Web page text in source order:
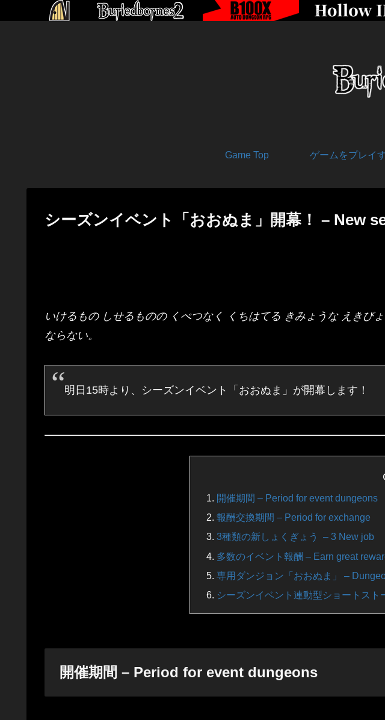
Game Top ゲームをプレイ
シーズンイベント「おおぬま」開幕！ – New
いけるもの しせるものの くべつなく くちはてる きみょうな えきび
ならない。
明日15時より、シーズンイベント「おおぬま」が開幕します！
開催期間 – Period for event dungeons
報酬交換期間 – Period for exchange
3種類の新しょくぎょう – 3 New job
多数のイベント報酬 – Earn great
専用ダンジョン「おおぬま」 –
シーズンイベント連動型ショートス
開催期間 – Period for event dungeons